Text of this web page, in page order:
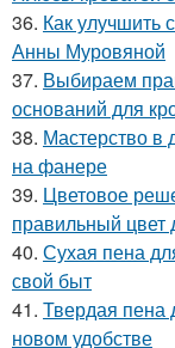
36. Как улучшить
Анны Муровяной
37. Выбираем
оснований для
38. Мастерство в
на фанере
39. Цветовое
правильный цвет
40. Сухая пена
свой быт
41. Твердая пена
новом удобстве